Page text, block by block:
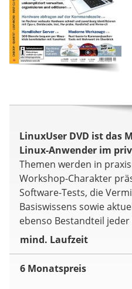
LinuxUser DVD ist das
Linux-Anwender im
Themen werden in
Workshop-Charakter
Software-Tests, die
Basiswissens sowie
ebenso Bestandteil jeder
mind. Laufzeit
6 Monatspreis